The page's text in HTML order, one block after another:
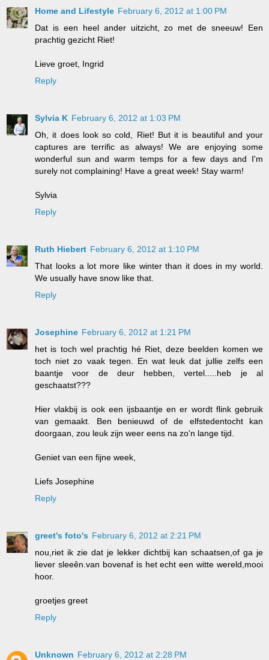
Home and Lifestyle February 6, 2012 at 1:00 PM
Dat is een heel ander uitzicht, zo met de sneeuw! Een
prachtig gezicht Riet!
Lieve groet, Ingrid
Reply
Sylvia K February 6, 2012 at 1:03 PM
Oh, it does look so cold, Riet! But it is beautiful and your
captures are terrific as always! We are enjoying some
wonderful sun and warm temps for a few days and I'm
surely not complaining! Have a great week! Stay warm!
Sylvia
Reply
Ruth Hiebert February 6, 2012 at 1:10 PM
That looks a lot more like winter than it does in my world.
We usually have snow like that.
Reply
Josephine February 6, 2012 at 1:21 PM
het is toch wel prachtig hé Riet, deze beelden komen we
toch niet zo vaak tegen. En wat leuk dat jullie zelfs een
baantje voor de deur hebben, vertel.....heb je al
geschaatst???
Hier vlakbij is ook een ijsbaantje en er wordt flink gebruik
van gemaakt. Ben benieuwd of de elfstedentocht kan
doorgaan, zou leuk zijn weer eens na zo'n lange tijd.
Geniet van een fijne week,
Liefs Josephine
Reply
greet's foto's February 6, 2012 at 2:21 PM
nou,riet ik zie dat je lekker dichtbij kan schaatsen,of ga je
liever sleeên.van bovenaf is het echt een witte wereld,mooi
hoor.
groetjes greet
Reply
Unknown February 6, 2012 at 2:28 PM